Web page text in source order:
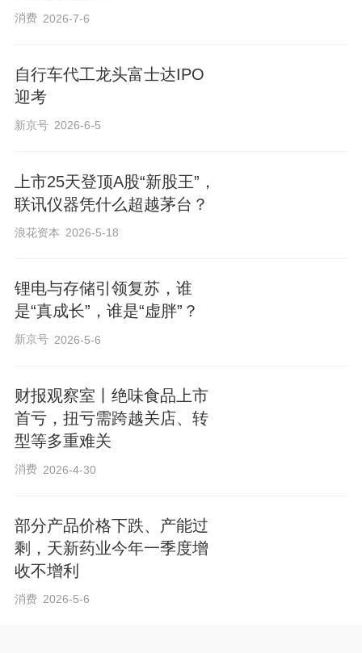
消费 2026-7-6
自行车代工龙头富士达IPO
迎考
新京号 2026-6-5
上市25天登顶A股“新股王”，
联讯仪器凭什么超越茅台？
浪花资本 2026-5-18
锂电与存储引领复苏，谁
是“真成长”，谁是“虚胖”？
新京号 2026-5-6
财报观察室丨绝味食品上市
首亏，扭亏需跨越关店、转
型等多重难关
消费 2026-4-30
部分产品价格下跌、产能过
剩，天新药业今年一季度增
收不增利
消费 2026-5-6